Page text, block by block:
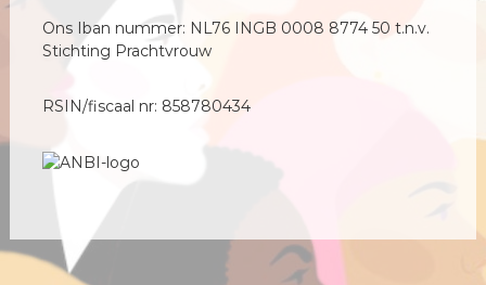
Ons Iban nummer: NL76 INGB 0008 8774 50 t.n.v.
Stichting Prachtvrouw
RSIN/fiscaal nr: 858780434